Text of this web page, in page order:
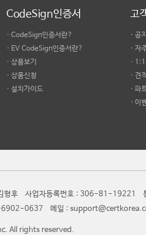
CodeSign인증서
· CodeSign인증서란?
· EV CodeSign인증서란?
· 상품보기
· 상품신청
· 설치가이드
고
· 공
· 자
·
· 견
· 파
· 이
형후 사업자등록번호 : 306-81-19221
0637 메일 :
All rights reserved.